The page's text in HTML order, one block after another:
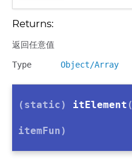
Returns:
返回任意值
Type Object/Array
(static) itElement
itemFun)